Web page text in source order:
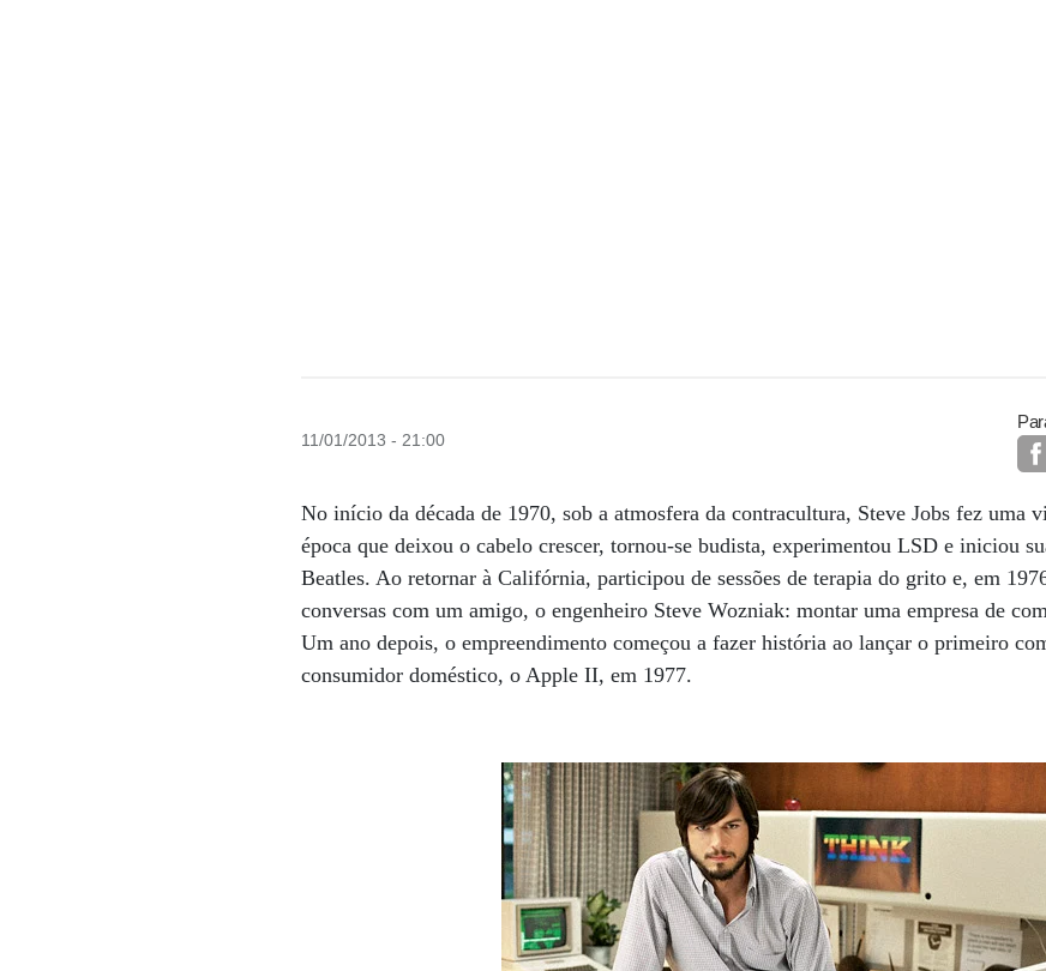
11/01/2013 - 21:00
No início da década de 1970, sob a atmosfera da contracultura, Steve Jobs fez uma
época que deixou o cabelo crescer, tornou-se budista, experimentou LSD e iniciou
Beatles. Ao retornar à Califórnia, participou de sessões de terapia do grito e, em
conversas com um amigo, o engenheiro Steve Wozniak: montar uma empresa de
Um ano depois, o empreendimento começou a fazer história ao lançar o primeiro
consumidor doméstico, o Apple II, em 1977.